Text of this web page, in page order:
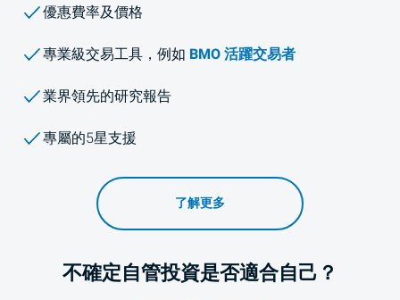
優惠費率及價格
專業級交易工具，例如 BMO 活躍交易者
業界領先的研究報告
專屬的5星支援
了解更多
不確定自管投資是否適合自己？